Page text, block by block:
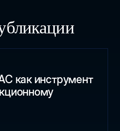
как инструмент